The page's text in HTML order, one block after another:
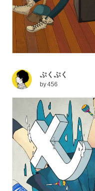
ぷくぷく
by456